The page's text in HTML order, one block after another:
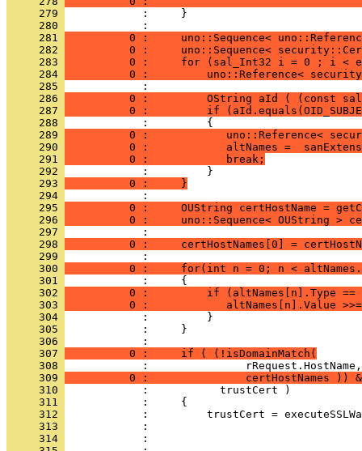
     279
     280
     281
0 :     uno::Sequence<
     282
0 :     uno::Sequence<
     283
0 :     for (sal_Int32 i = 0 ; i <
     284
0 :         uno::Reference<
     285
     286
0 :         OString aId ( (const
     287
0 :         if
     288
     289
0 :            uno::Reference<
     290
0 :            altNames =
     291
          0 :            break;
     292
     293
          0 :     }
     294
     295
0 :     OUString certHostName =
     296
0 :     uno::Sequence< OUString >
     297
     298
0 :     certHostNames[0] =
     299
     300
0 :     for(int n = 0; n <
     301
     302
0 :         if (altNames[n].Type
     303
0 :            altNames[n].Value
     304
     305
     306
     307
          0 :     if ( (!isDomainMatch(
     308
     309
0 :               certHostNames ))
     310
     311
     312
     313
     314